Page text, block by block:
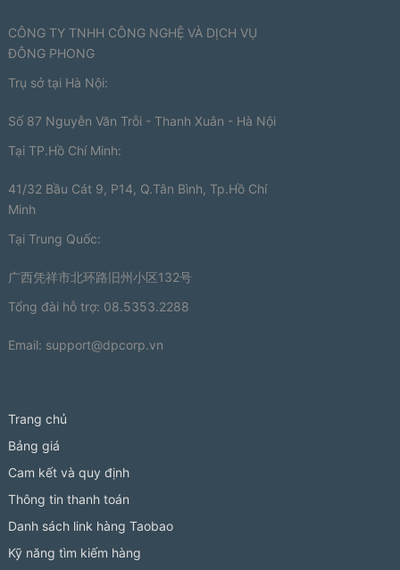
CÔNG TY TNHH CÔNG NGHỆ VÀ DỊCH VỤ
ĐÔNG PHONG
Trụ sở tại Hà Nội:
Số 87 Nguyễn Văn Trỗi - Thanh Xuân - Hà Nội
Tại TP.Hồ Chí Minh:
41/32 Bầu Cát 9, P14, Q.Tân Bình, Tp.Hồ Chí
Minh
Tại Trung Quốc:
广西凭祥市北环路旧州小区132号
Tổng đài hỗ trợ: 08.5353.2288
Email: support@dpcorp.vn
Trang chủ
Bảng giá
Cam kết và quy định
Thông tin thanh toán
Danh sách link hàng Taobao
Kỹ năng tìm kiếm hàng